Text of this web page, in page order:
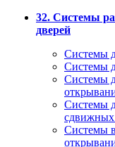
32. Системы
дверей
Системы
Системы
Системы
Системы
сдвижных
Системы